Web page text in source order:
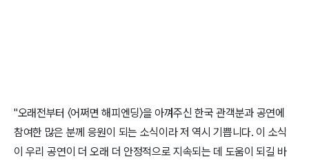
"오래전부터 〈어쩌면 해피엔딩〉을 아껴주신 한국 관객분과 공연에
참여한 많은 분께 응원이 되는 소식이라 저 역시 기쁩니다. 이 소식
이 우리 공연이 더 오래 더 안정적으로 지속되는 데 도움이 되길 바